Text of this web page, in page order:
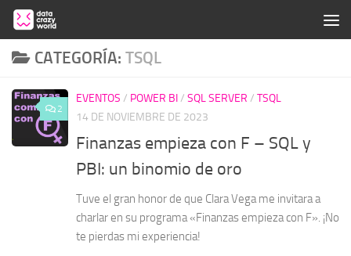
Saltar al contenido
CATEGORÍA: TSQL
2
EVENTOS / POWER BI/ SQL SERVER / TSQL
14 DE NOVIEMBRE DE 2023
Finanzas empieza con F – SQL y
PBI: un binomio de oro
Tuve el gran honor de que Clara Vega me invitara a
charlar en su programa «Finanzas empieza con F». ¡No
te pierdas mi experiencia!